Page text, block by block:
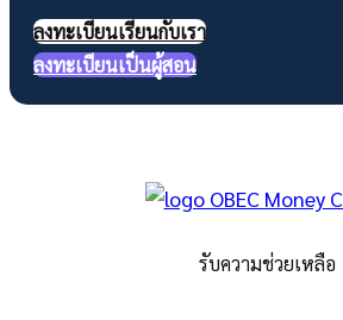
ลงทะเบียนเรียนกับเรา
ลงทะเบียนเป็นผู้สอน
รับความช่วยเหลือ